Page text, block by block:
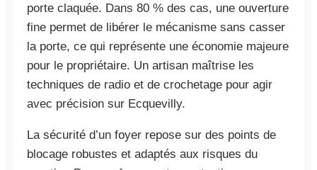
porte claquée. Dans 80 % des cas, une ouverture
fine permet de libérer le mécanisme sans casser
la porte, ce qui représente une économie majeure
pour le propriétaire. Un artisan maîtrise les
techniques de radio et de crochetage pour agir
avec précision sur Ecquevilly.
La sécurité d’un foyer repose sur des points de
blocage robustes et adaptés aux risques du